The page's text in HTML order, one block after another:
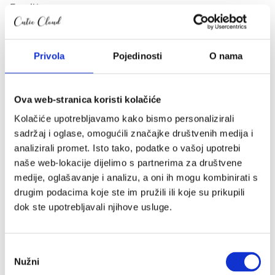
Privola Pojedinosti O nama
Ova web-stranica koristi kolačiće
Kolačiće upotrebljavamo kako bismo personalizirali
sadržaj i oglase, omogućili značajke društvenih medija i
analizirali promet. Isto tako, podatke o vašoj upotrebi
naše web-lokacije dijelimo s partnerima za društvene
medije, oglašavanje i analizu, a oni ih mogu kombinirati s
drugim podacima koje ste im pružili ili koje su prikupili
dok ste upotrebljavali njihove usluge.
pristanka
Nužni
Email*
Pošalji
Akcije
Akcije
Novo u ponudi
Poklon iznenađenje
Autosjedalice
Adapteri
Grupa 0+